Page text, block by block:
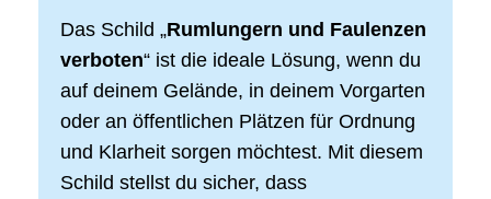
Das Schild „Rumlungern und Faulenzen
verboten“ ist die ideale Lösung, wenn du
auf deinem Gelände, in deinem Vorgarten
oder an öffentlichen Plätzen für Ordnung
und Klarheit sorgen möchtest. Mit diesem
Schild stellst du sicher, dass